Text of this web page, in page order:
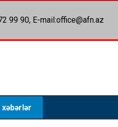
99 90, E-mail:office@afn.az